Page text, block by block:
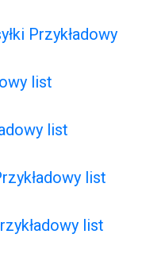
Przykładowy
list
list
list
list